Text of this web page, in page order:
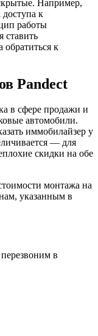
Например,
к
работы
ставить
обратиться к
Pandect
в сфере продажи и
автомобили.
иммобилайзер у
— для
скидки на обе
монтажа на
указанным в
в